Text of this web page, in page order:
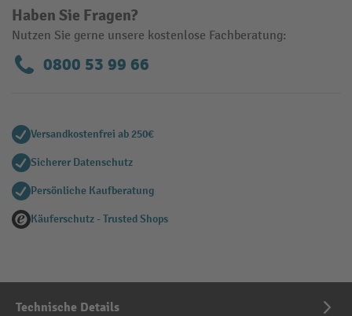
Haben Sie Fragen?
Nutzen Sie gerne unsere kostenlose Fachberatung:
0800 53 99 66
Versandkostenfrei ab 250€
Sicherer Datenschutz
Persönliche Kaufberatung
Käuferschutz - Trusted Shops
Technische Details